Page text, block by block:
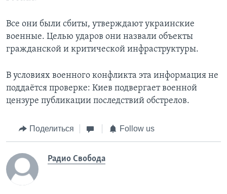
Все они были сбиты, утверждают украинские
военные. Целью ударов они назвали объекты
гражданской и критической инфраструктуры.
В условиях военного конфликта эта информация не
поддаётся проверке: Киев подвергает военной
цензуре публикации последствий обстрелов.
Поделиться Follow us
Радио Свобода